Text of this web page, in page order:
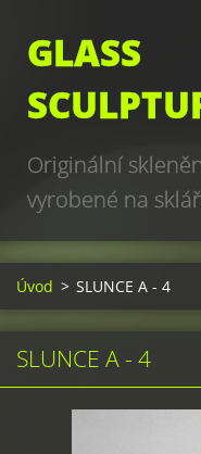
GLASS
Originální
vyrobené na
design, hand
world unique
Úvod > SLUNCE A - 4
SLUNCE A - 4